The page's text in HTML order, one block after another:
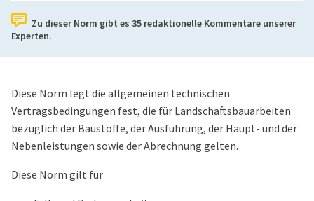
Zu dieser Norm gibt es 35 redaktionelle Kommentare unserer
Experten.
Diese Norm legt die allgemeinen technischen
Vertragsbedingungen fest, die für Landschaftsbauarbeiten
bezüglich der Baustoffe, der Ausführung, der Haupt- und der
Nebenleistungen sowie der Abrechnung gelten.
Diese Norm gilt für